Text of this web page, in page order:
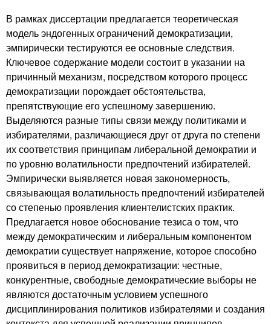
В рамках диссертации предлагается теоретическая
модель эндогенных ограничений демократизации,
эмпирически тестируются ее основные следствия.
Ключевое содержание модели состоит в указании на
причинный механизм, посредством которого процесс
демократизации порождает обстоятельства,
препятствующие его успешному завершению.
Выделяются разные типы связи между политиками и
избирателями, различающиеся друг от друга по степени
их соответствия принципам либеральной демократии и
по уровню волатильности предпочтений избирателей.
Эмпирически выявляется новая закономерность,
связывающая волатильность предпочтений избирателей
со степенью проявления клиентелистских практик.
Предлагается новое обоснование тезиса о том, что
между демократическим и либеральным компонентом
демократии существует напряжение, которое способно
проявиться в период демократизации: честные,
конкурентные, свободные демократические выборы не
являются достаточным условием успешного
дисциплинирования политиков избирателями и создания